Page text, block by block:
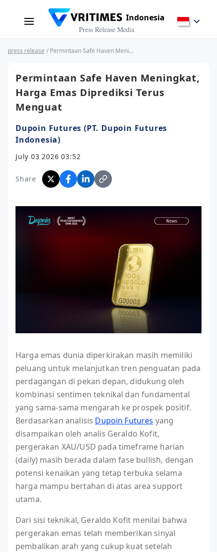
Indonesia
Press Release Media
press release / Permintaan Safe Haven Meningkat, Harga Emas Diprediksi Terus Menguat
Permintaan Safe Haven Meningkat,
Harga Emas Diprediksi Terus
Menguat
Dupoin Futures (PT. Dupoin Futures
Indonesia)
July 03 2026 03:52
Share
Harga emas dunia diperkirakan masih memiliki
peluang untuk melanjutkan tren penguatan pada
perdagangan di pekan depan, didukung oleh
kombinasi sentimen teknikal dan fundamental
yang sama-sama mengarah ke prospek positif.
Berdasarkan analisis Dupoin Futures yang
disampaikan oleh analis Geraldo Kofit,
pergerakan XAU/USD pada timeframe harian
(daily) masih berada dalam fase bullish, dengan
potensi kenaikan yang tetap terbuka selama
harga mampu bertahan di atas area support
utama.
Dari sisi teknikal, Geraldo Kofit menilai bahwa
pergerakan emas telah memberikan sinyal
pembalikan arah yang cukup kuat setelah